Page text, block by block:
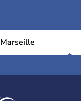
Marseille